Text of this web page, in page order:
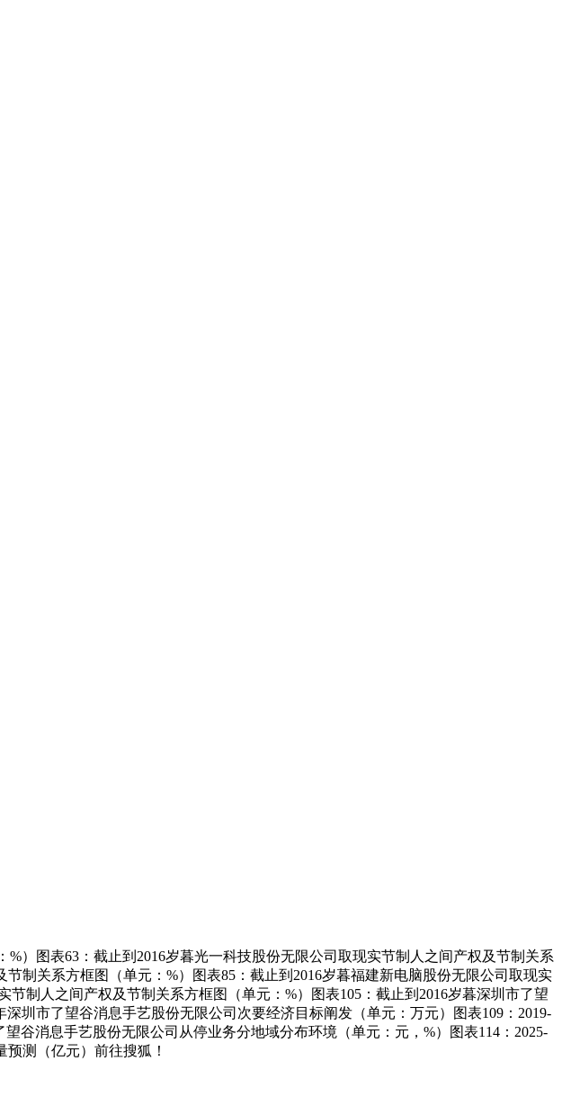
图表63：截止到2016岁暮光一科技股份无限公司取现实节制人之间产权及节制关系
制关系方框图（单元：%）图表85：截止到2016岁暮福建新电脑股份无限公司取现实
制人之间产权及节制关系方框图（单元：%）图表105：截止到2016岁暮深圳市了望
圳市了望谷消息手艺股份无限公司次要经济目标阐发（单元：万元）图表109：2019-
谷消息手艺股份无限公司从停业务分地域分布环境（单元：元，%）图表114：2025-
测（亿元）前往搜狐！